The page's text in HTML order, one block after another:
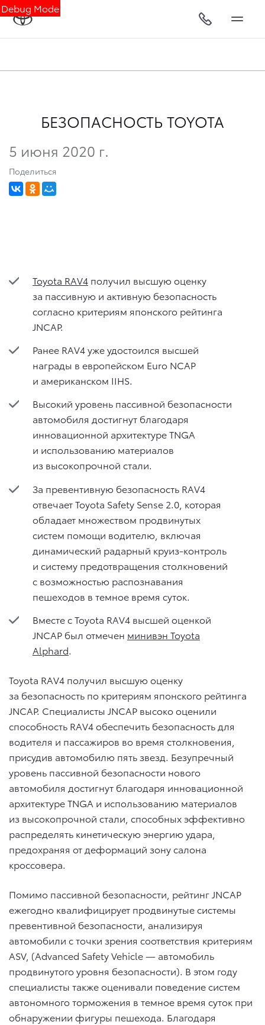
Debug Mode
БЕЗОПАСНОСТЬ TOYOTA
5 июня 2020 г.
Поделиться
Toyota RAV4 получил высшую оценку
за пассивную и активную безопасность
согласно критериям японского рейтинга
JNCAP.
Ранее RAV4 уже удостоился высшей
награды в европейском Euro NCAP
и американском IIHS.
Высокий уровень пассивной безопасности
автомобиля достигнут благодаря
инновационной архитектуре TNGA
и использованию материалов
из высокопрочной стали.
За превентивную безопасность RAV4
отвечает Toyota Safety Sense 2.0, которая
обладает множеством продвинутых
систем помощи водителю, включая
динамический радарный круиз-контроль
и систему предотвращения столкновений
с возможностью распознавания
пешеходов в темное время суток.
Вместе с Toyota RAV4 высшей оценкой
JNCAP был отмечен минивэн Toyota
Alphard.
Toyota RAV4 получил высшую оценку
за безопасность по критериям японского рейтинга
JNCAP. Специалисты JNCAP высоко оценили
способность RAV4 обеспечить безопасность для
водителя и пассажиров во время столкновения,
присудив автомобилю пять звезд. Безупречный
уровень пассивной безопасности нового
автомобиля достигнут благодаря инновационной
архитектуре TNGA и использованию материалов
из высокопрочной стали, способных эффективно
распределять кинетическую энергию удара,
предохраняя от деформаций зону салона
кроссовера.
Помимо пассивной безопасности, рейтинг JNCAP
ежегодно квалифицирует продвинутые системы
превентивной безопасности, анализируя
автомобили с точки зрения соответствия критериям
ASV, (Advanced Safety Vehicle — автомобиль
продвинутого уровня безопасности). В этом году
специалисты также оценивали поведение систем
автономного торможения в темное время суток при
обнаружении фигуры пешехода. Благодаря